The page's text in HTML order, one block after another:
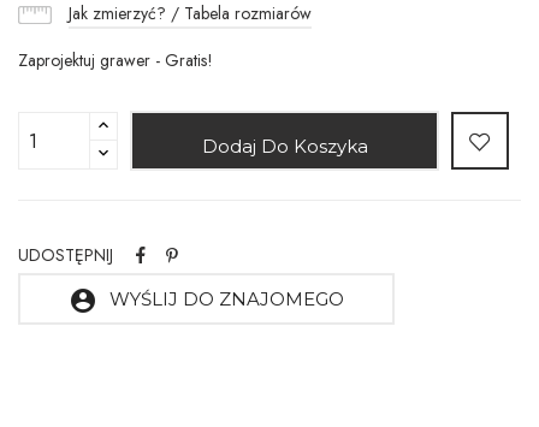
Jak zmierzyć? / Tabela rozmiarów
Zaprojektuj grawer - Gratis!
Dodaj Do Koszyka
UDOSTĘPNIJ
account_circle WYŚLIJ DO ZNAJOMEGO